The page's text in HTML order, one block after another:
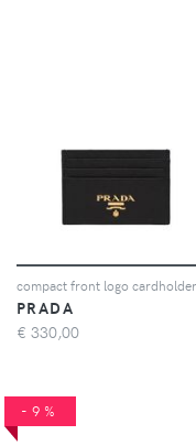
compact front logo cardholder
PRADA
€ 330,00
-9%